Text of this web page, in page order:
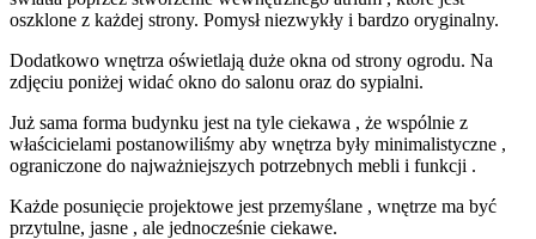
oszklone z każdej strony. Pomysł niezwykły i bardzo oryginalny.
Dodatkowo wnętrza oświetlają duże okna od strony ogrodu. Na
zdjęciu poniżej widać okno do salonu oraz do sypialni.
Już sama forma budynku jest na tyle ciekawa , że wspólnie z
właścicielami postanowiliśmy aby wnętrza były minimalistyczne ,
ograniczone do najważniejszych potrzebnych mebli i funkcji .
Każde posunięcie projektowe jest przemyślane , wnętrze ma być
przytulne, jasne , ale jednocześnie ciekawe.